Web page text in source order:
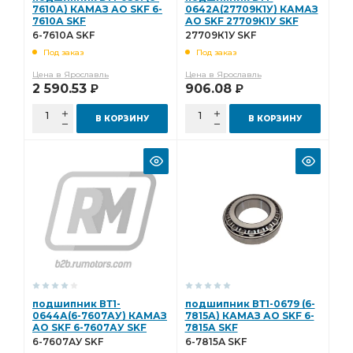
камера тормозная тип тяга сошки рулевого
тяга сошки рулевого управления
сошки рулевого управления
сошки рулевого управления КАМАЗ КАМАЗ ВРТ
тормоза ан. задней рессоры
рядный КАМАЗ ШААЗ КАМАЗ Автоарматура
лист рессоры задней
Камера тормозная тяга реактивная
водяного насоса правая КАМАЗ 3-х рядный
отбора мощности КАМАЗ УралАТИ
кабины КАМАЗ
электромагнитный КАМАЗ РОДИНА КАМАЗ РОДИНА
крестовина КАМАЗ КАМАЗ ГЗКВ SORL 3530
7610А) КАМАЗ АО SKF 6-
7610А SKF
6-7610А SKF
Под заказ
Цена в Ярославль
2 590.53 Р
В КОРЗИНУ
0642А(27709К1У) КАМАЗ
АО SKF 27709К1У SKF
27709К1У SKF
Под заказ
Цена в Ярославль
906.08 Р
В КОРЗИНУ
подшипник ВТ1-
0644А(6-7607АУ) КАМАЗ
АО SKF 6-7607АУ SKF
6-7607АУ SKF
подшипник ВТ1-0679 (6-
7815А) КАМАЗ АО SKF 6-
7815А SKF
6-7815А SKF